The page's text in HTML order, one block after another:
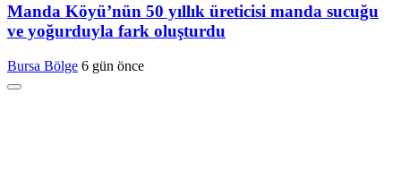
Manda Köyü’nün 50 yıllık üreticisi manda sucuğu
ve yoğurduyla fark oluşturdu
Bursa Bölge 6 gün önce